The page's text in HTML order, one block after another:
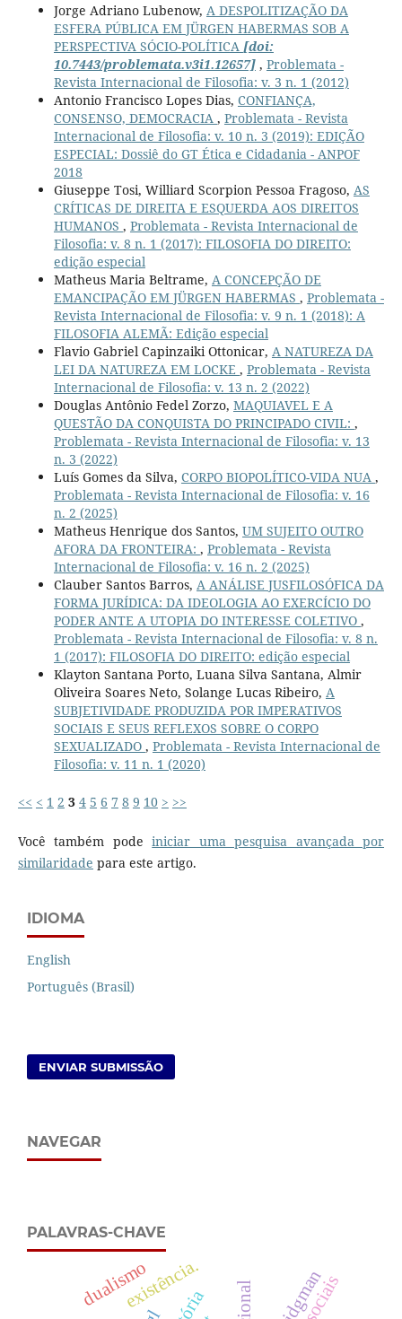
Jorge Adriano Lubenow, A DESPOLITIZAÇÃO DA
ESFERA PÚBLICA EM JÜRGEN HABERMAS SOB A
PERSPECTIVA SÓCIO-POLÍTICA [doi:
10.7443/problemata.v3i1.12657], Problemata -
Revista Internacional de Filosofia: v. 3 n. 1 (2012)
Antonio Francisco Lopes Dias, CONFIANÇA,
CONSENSO, DEMOCRACIA , Problemata - Revista
Internacional de Filosofia: v. 10 n. 3 (2019): EDIÇÃO
ESPECIAL: Dossiê do GT Ética e Cidadania - ANPOF
2018
Giuseppe Tosi, Williard Scorpion Pessoa Fragoso, AS
CRÍTICAS DE DIREITA E ESQUERDA AOS DIREITOS
HUMANOS , Problemata - Revista Internacional de
Filosofia: v. 8 n. 1 (2017): FILOSOFIA DO DIREITO:
edição especial
Matheus Maria Beltrame, A CONCEPÇÃO DE
EMANCIPAÇÃO EM JÜRGEN HABERMAS , Problemata -
Revista Internacional de Filosofia: v. 9 n. 1 (2018): A
FILOSOFIA ALEMÃ: Edição especial
Flavio Gabriel Capinzaiki Ottonicar, A NATUREZA DA
LEI DA NATUREZA EM LOCKE , Problemata - Revista
Internacional de Filosofia: v. 13 n. 2 (2022)
Douglas Antônio Fedel Zorzo, MAQUIAVEL E A
QUESTÃO DA CONQUISTA DO PRINCIPADO CIVIL: ,
Problemata - Revista Internacional de Filosofia: v. 13
n. 3 (2022)
Luís Gomes da Silva, CORPO BIOPOLÍTICO-VIDA NUA ,
Problemata - Revista Internacional de Filosofia: v. 16
n. 2 (2025)
Matheus Henrique dos Santos, UM SUJEITO OUTRO
AFORA DA FRONTEIRA: , Problemata - Revista
Internacional de Filosofia: v. 16 n. 2 (2025)
Clauber Santos Barros, A ANÁLISE JUSFILOSÓFICA DA
FORMA JURÍDICA: DA IDEOLOGIA AO EXERCÍCIO DO
PODER ANTE A UTOPIA DO INTERESSE COLETIVO ,
Problemata - Revista Internacional de Filosofia: v. 8 n.
1 (2017): FILOSOFIA DO DIREITO: edição especial
Klayton Santana Porto, Luana Silva Santana, Almir
Oliveira Soares Neto, Solange Lucas Ribeiro, A
SUBJETIVIDADE PRODUZIDA POR IMPERATIVOS
SOCIAIS E SEUS REFLEXOS SOBRE O CORPO
SEXUALIZADO , Problemata - Revista Internacional de
Filosofia: v. 11 n. 1 (2020)
<< < 1 2 3 4 5 6 7 8 9 10 > >>
Você também podeiniciar uma pesquisa avançada por
similaridade para este artigo.
IDIOMA
English
Português (Brasil)
ENVIAR SUBMISSÃO
NAVEGAR
PALAVRAS-CHAVE
existência.
dualismo